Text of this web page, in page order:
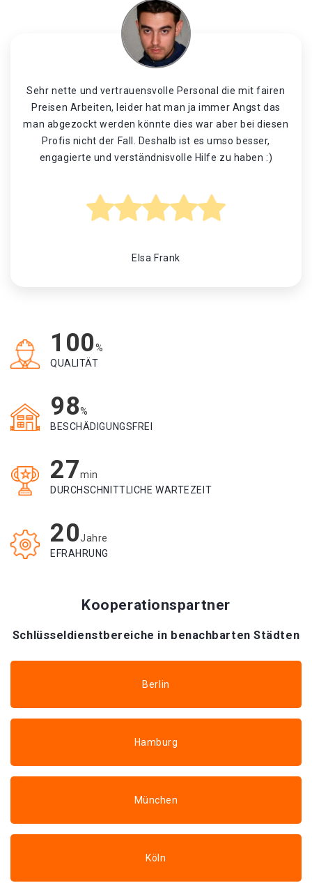
Sehr nette und vertrauensvolle Personal die mit fairen
Preisen Arbeiten, leider hat man ja immer Angst das
man abgezockt werden könnte dies war aber bei diesen
Profis nicht der Fall. Deshalb ist es umso besser,
engagierte und verständnisvolle Hilfe zu haben :)
Elsa Frank
100%
QUALITÄT
98%
BESCHÄDIGUNGSFREI
27min
DURCHSCHNITTLICHE WARTEZEIT
20Jahre
EFRAHRUNG
Kooperationspartner
Schlüsseldienstbereiche in benachbarten Städten
Berlin
Hamburg
München
Köln